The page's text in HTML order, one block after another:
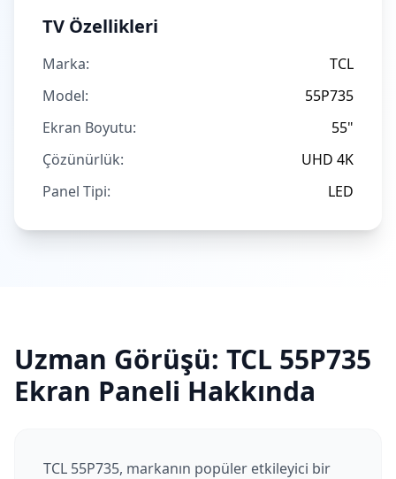
TV Özellikleri
Marka:
TCL
Model:
55P735
Ekran Boyutu:
55"
Çözünürlük:
UHD 4K
Panel Tipi:
LED
Uzman Görüşü: TCL 55P735
Ekran Paneli Hakkında
TCL 55P735, markanın popüler etkileyici bir